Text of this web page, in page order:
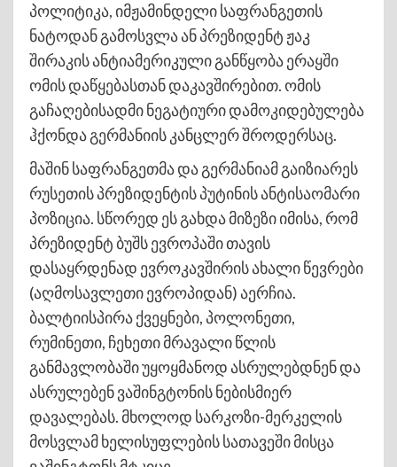
პოლიტიკა, იმჟამინდელი საფრანგეთის
ნატოდან გამოსვლა ან პრეზიდენტ ჟაკ
შირაკის ანტიამერიკული განწყობა ერაყში
ომის დაწყებასთან დაკავშირებით. ომის
გაჩაღებისადმი ნეგატიური დამოკიდებულება
ჰქონდა გერმანიის კანცლერ შროდერსაც.
მაშინ საფრანგეთმა და გერმანიამ გაიზიარეს
რუსეთის პრეზიდენტის პუტინის ანტისაომარი
პოზიცია. სწორედ ეს გახდა მიზეზი იმისა, რომ
პრეზიდენტ ბუშს ევროპაში თავის
დასაყრდენად ევროკავშირის ახალი წევრები
(აღმოსავლეთი ევროპიდან) აერჩია.
ბალტიისპირა ქვეყნები, პოლონეთი,
რუმინეთი, ჩეხეთი მრავალი წლის
განმავლობაში უყოყმანოდ ასრულებდნენ და
ასრულებენ ვაშინგტონის ნებისმიერ
დავალებას. მხოლოდ სარკოზი-მერკელის
მოსვლამ ხელისუფლების სათავეში მისცა